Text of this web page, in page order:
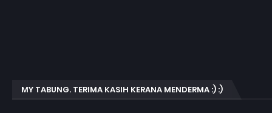
MY TABUNG. TERIMA KASIH KERANA MENDERMA :) :)